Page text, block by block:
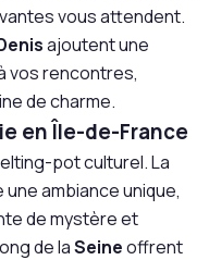
vous attendent.
ajoutent une
vos rencontres,
de charme.
en Île-de-France
pot culturel. La
ambiance unique,
de mystère et
de laSeineoffrent